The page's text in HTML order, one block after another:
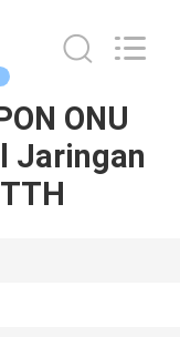
ONU
Jaringan